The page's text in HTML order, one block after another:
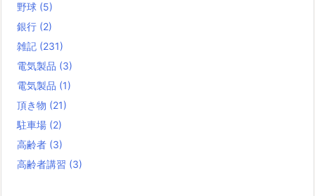
野球 (5)
銀行 (2)
雑記 (231)
電気製品 (3)
電気製品 (1)
頂き物 (21)
駐車場 (2)
高齢者 (3)
高齢者講習 (3)